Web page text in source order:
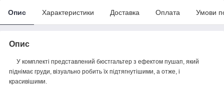
Опис Характеристики Доставка Оплата Умови
Опис
У комплекті представлений бюстгальтер з ефектом пушап, який
піднімає груди, візуально робить їх підтягнутішими, а отже, і
красивішими.